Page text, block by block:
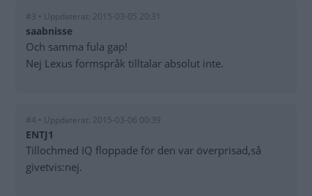
#3 • Uppdaterat: 2015-03-05 20:31
saabnisse
Och samma fula gap!
Nej Lexus formspråk tilltalar absolut inte.
#4 • Uppdaterat: 2015-03-06 00:39
ENTJ1
Tillochmed IQ floppade för den var överprisad,så
givetvis:nej.